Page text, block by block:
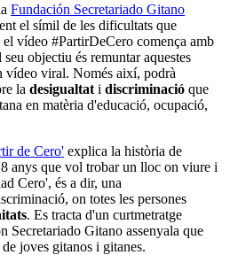
Fundación Secretariado Gitano
el símil de les dificultats que
el vídeo #PartirDeCero comença amb
objectiu és remuntar aquestes
vídeo viral. Només així, podrà
la desigualtat i discriminació que
en matèria d'educació, ocupació,
de Cero' explica la història de
anys que vol trobar un lloc on viure i
Cero', és a dir, una
on totes les persones
. Es tracta d'un curtmetratge
Secretariado Gitano assenyala que
joves gitanos i gitanes.